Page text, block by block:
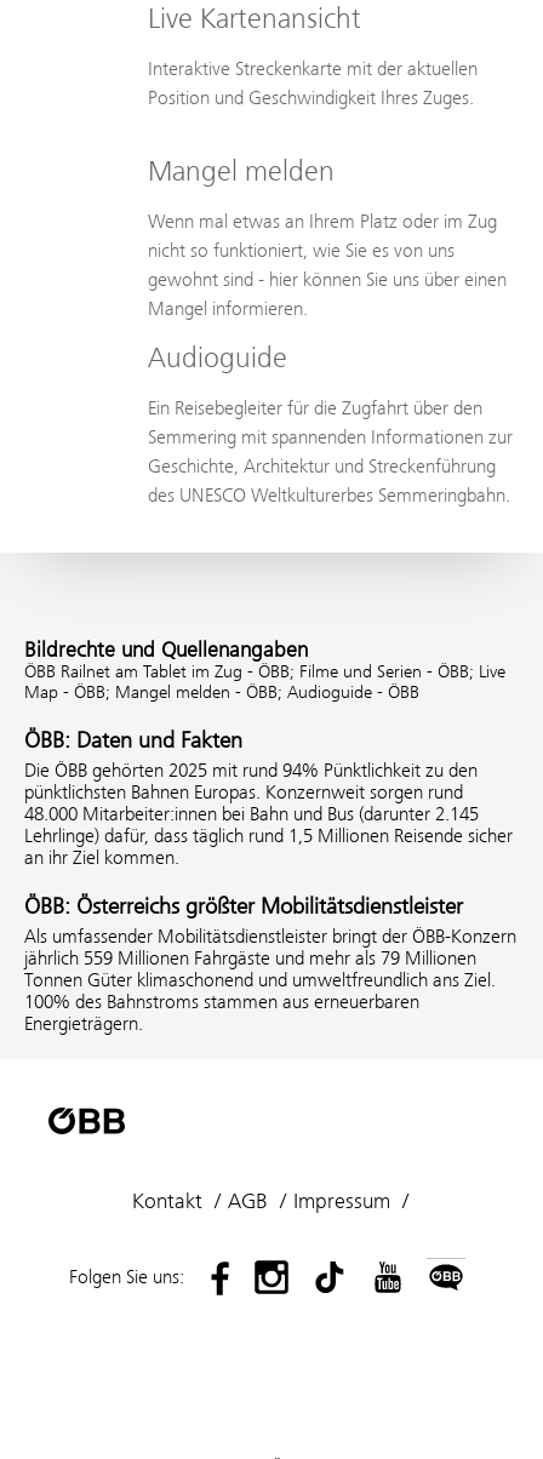
Live Kartenansicht
Interaktive Streckenkarte mit der aktuellen
Position und Geschwindigkeit Ihres Zuges.
Mangel melden
Wenn mal etwas an Ihrem Platz oder im Zug
nicht so funktioniert, wie Sie es von uns
gewohnt sind - hier können Sie uns über einen
Mangel informieren.
Audioguide
Ein Reisebegleiter für die Zugfahrt über den
Semmering mit spannenden Informationen zur
Geschichte, Architektur und Streckenführung
des UNESCO Weltkulturerbes Semmeringbahn.
Bildrechte und Quellenangaben
ÖBB Railnet am Tablet im Zug - ÖBB; Filme und Serien - ÖBB; Live
Map - ÖBB; Mangel melden - ÖBB; Audioguide - ÖBB
ÖBB: Daten und Fakten
Die ÖBB gehörten 2025 mit rund 94% Pünktlichkeit zu den
pünktlichsten Bahnen Europas. Konzernweit sorgen rund
48.000 Mitarbeiter:innen bei Bahn und Bus (darunter 2.145
Lehrlinge) dafür, dass täglich rund 1,5 Millionen Reisende sicher
an ihr Ziel kommen.
ÖBB: Österreichs größter Mobilitätsdienstleister
Als umfassender Mobilitätsdienstleister bringt der ÖBB-Konzern
jährlich 559 Millionen Fahrgäste und mehr als 79 Millionen
Tonnen Güter klimaschonend und umweltfreundlich ans Ziel.
100% des Bahnstroms stammen aus erneuerbaren
Energieträgern.
Kontakt AGB Impressum
Folgen Sie uns: